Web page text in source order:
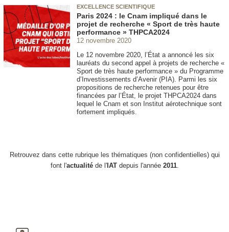
EXCELLENCE SCIENTIFIQUE
Paris 2024 : le Cnam impliqué dans le
projet de recherche « Sport de très haute
performance » THPCA2024
12 novembre 2020
Le 12 novembre 2020, l’État a annoncé les six
lauréats du second appel à projets de recherche «
Sport de très haute performance » du Programme
d’Investissements d’Avenir (PIA). Parmi les six
propositions de recherche retenues pour être
financées par l’État, le projet THPCA2024 dans
lequel le Cnam et son Institut aérotechnique sont
fortement impliqués.
Retrouvez dans cette rubrique les thématiques (non confidentielles) qui
font l'actualitéde l'IATdepuis l'année 2011.